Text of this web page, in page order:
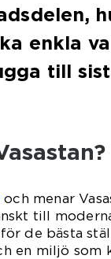
enkla
till
och menar
till
de bästa
en miljö som